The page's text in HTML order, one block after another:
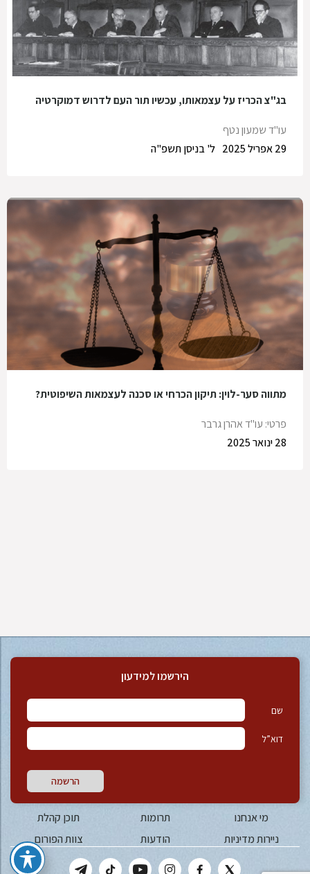
בג"צ הכריז על עצמאותו, עכשיו תור העם לדרוש דמוקרטיה
עו"ד שמעון נטף
ל' בניסן תשפ"ה
29 אפריל 2025
מתווה סער-לוין: תיקון הכרחי או סכנה לעצמאות השיפוטית?
פרטי: עו"ד אהרן גרבר
28 ינואר 2025
הירשמו למידעון
שם
דוא”ל
הרשמה
מי אנחנו תרומות
תוכן קהלת
ניירות מדיניות
הודעות צוות הפורום